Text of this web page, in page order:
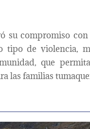
su compromiso
de violencia,
que
las familias